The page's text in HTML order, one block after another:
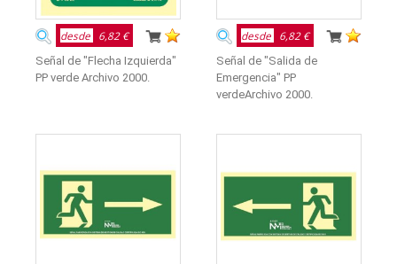
desde 6,82 €
Señal de "Flecha Izquierda"
PP verde Archivo 2000.
desde 6,82 €
Señal de "Salida de
Emergencia" PP
verdeArchivo 2000.